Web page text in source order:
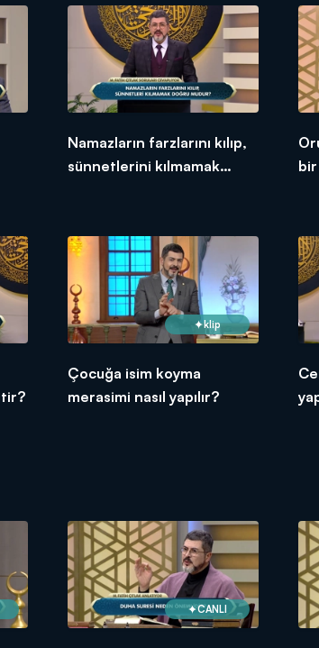
Namazların farzlarını kılıp,
sünnetlerini kılmamak
bir
klip
Çocuğa isim koyma
merasimi nasıl yapılır?
CANLI